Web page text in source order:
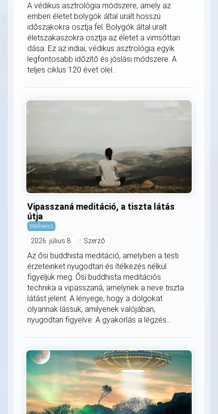
A védikus asztrológia módszere, amely az
emberi életet bolygók által uralt hosszú
időszakokra osztja fel. Bolygók által uralt
életszakaszokra osztja az életet a vimsóttari
dása. Ez az indiai, védikus asztrológia egyik
legfontosabb időzítő és jóslási módszere. A
teljes ciklus 120 évet ölel...
Vipasszaná meditáció, a tiszta látás
útja
Wellness
2026. július 8. Szerző:
Az ősi buddhista meditáció, amelyben a testi
érzeteinket nyugodtan és ítélkezés nélkül
figyeljük meg. Ősi buddhista meditációs
technika a vipasszaná, amelynek a neve tiszta
látást jelent. A lényege, hogy a dolgokat
olyannak lássuk, amilyenek valójában,
nyugodtan figyelve. A gyakorlás a légzés...